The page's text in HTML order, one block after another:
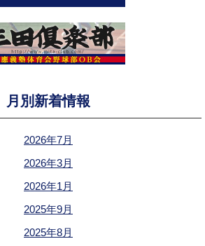
月別新着情報
2026年7月
2026年3月
2026年1月
2025年9月
2025年8月